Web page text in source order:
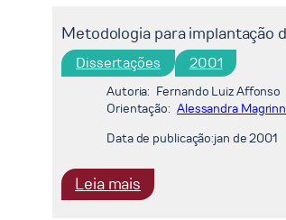
do
bagaço
e
resíduos
de
cana
em
sistemas
setor
de
transportes
na
emissão
do
Metodologia para implantação
Dissertações 2001
Autoria: Fernando Luiz Affonso
Orientação: Alessandra
Data de publicação:jan de 2001
Leia mais
Metodologia